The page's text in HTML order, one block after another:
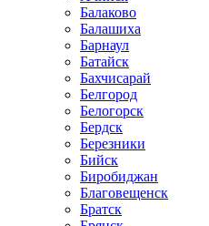
Балаково
Балашиха
Барнаул
Батайск
Бахчисарай
Белгород
Белогорск
Бердск
Березники
Бийск
Биробиджан
Благовещенск
Братск